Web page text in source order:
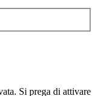
Si prega di attivare